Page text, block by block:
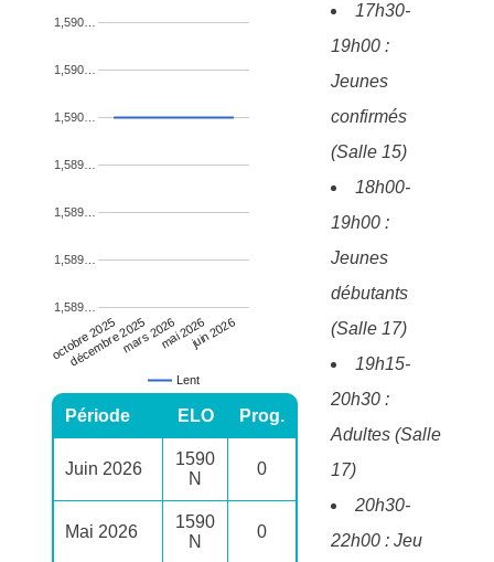
Lent
octobre 2025
décembre 2025mars 2026mai 2026juin 2026
1,589…
1,589…
1,589…
1,589…
1,590…
1,590…
1,590…
Période ELO Prog.
Juin 2026
1590
N
0
Mai 2026
1590
N
0
17h30-
19h00 :
Jeunes
confirmés
(Salle 15)
18h00-
19h00 :
Jeunes
débutants
(Salle 17)
19h15-
20h30 :
Adultes (Salle
17)
20h30-
22h00 : Jeu